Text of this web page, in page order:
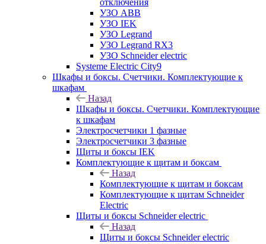
УЗО ABB
УЗО IEK
УЗО Legrand
УЗО Legrand RX3
УЗО Schneider electric
Systeme Electric City9
Шкафы и боксы. Счетчики. Комплектующие к
шкафам
Назад
Шкафы и боксы. Счетчики. Комплектующие
к шкафам
Электросчетчики 1 фазные
Электросчетчики 3 фазные
Щиты и боксы IEK
Комплектующие к щитам и боксам
Назад
Комплектующие к щитам и боксам
Комплектующие к щитам Schneider
Electric
Щиты и боксы Schneider electric
Назад
Щиты и боксы Schneider electric